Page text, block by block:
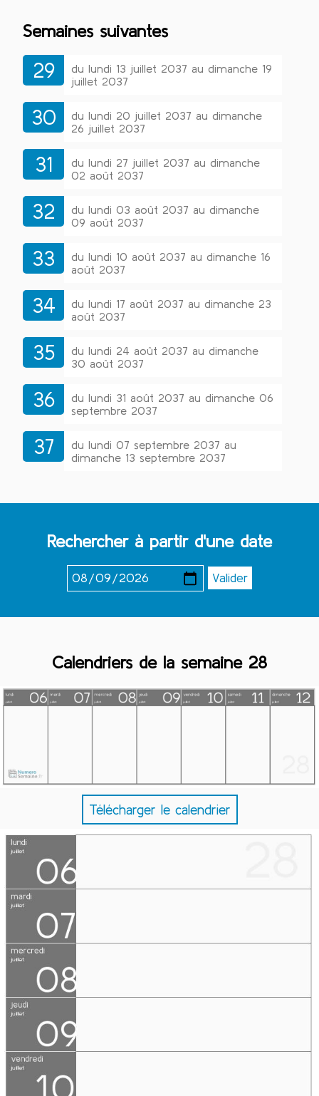
Semaines suivantes
29
du lundi 13 juillet 2037 au dimanche 19
juillet 2037
30
du lundi 20 juillet 2037 au dimanche
26 juillet 2037
31
du lundi 27 juillet 2037 au dimanche
02 août 2037
32
du lundi 03 août 2037 au dimanche
09 août 2037
33
du lundi 10 août 2037 au dimanche 16
août 2037
34
du lundi 17 août 2037 au dimanche 23
août 2037
35
du lundi 24 août 2037 au dimanche
30 août 2037
36
du lundi 31 août 2037 au dimanche 06
septembre 2037
37
du lundi 07 septembre 2037 au
dimanche 13 septembre 2037
Rechercher à partir d'une date
Calendriers de la semaine 28
Télécharger le calendrier